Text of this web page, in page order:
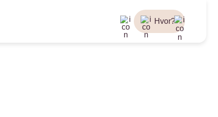
Hvor?
Blomster med tilleggsgaver